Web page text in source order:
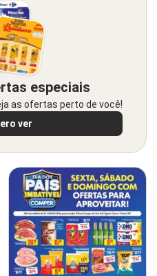
especiais
as ofertas perto de você!
ver